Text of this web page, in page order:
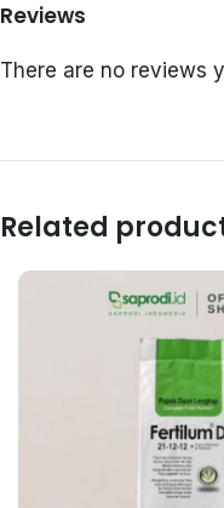
Reviews
There are no reviews
Related